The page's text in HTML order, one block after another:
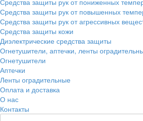
Средства защиты рук от пониженных
Средства защиты рук от повышенных
Средства защиты рук от агрессивных
Средства защиты кожи
Диэлектрические средства защиты
Огнетушители, аптечки, ленты
Огнетушители
Аптечки
Ленты оградительные
Оплата и доставка
О нас
Контакты